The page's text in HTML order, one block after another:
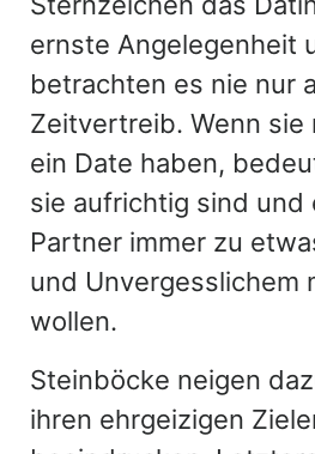
ernste Angelegenheit
betrachten es nie nur
Zeitvertreib. Wenn sie
ein Date haben,
sie aufrichtig sind und
Partner immer zu
und Unvergesslichem
wollen.
Steinböcke neigen
ihren ehrgeizigen